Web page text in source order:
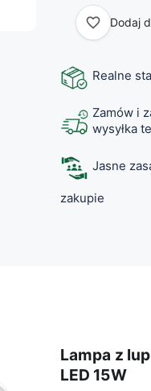
favorite_border Dodaj
Realne
Zamów i
wysyłka
Jasne
zakupie
Lampa z
LED 15W